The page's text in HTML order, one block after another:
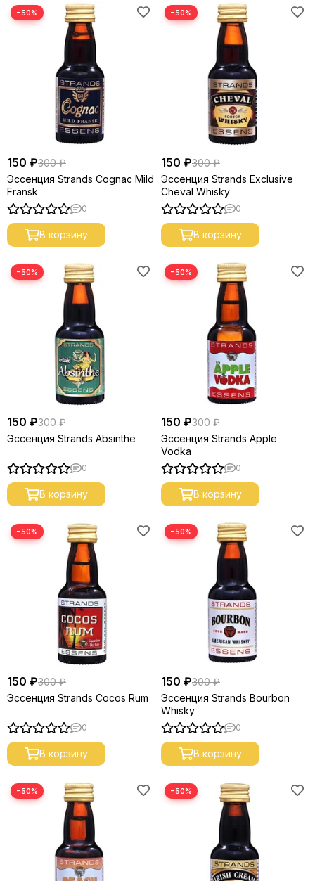
−50%
150 ₽300 ₽
Эссенция Strands Cognac Mild
Fransk
0
В корзину
−50%
150 ₽300 ₽
Эссенция Strands Exclusive
Cheval Whisky
0
В корзину
−50%
150 ₽300 ₽
Эссенция Strands Absinthe
0
В корзину
−50%
150 ₽300 ₽
Эссенция Strands Apple
Vodka
0
В корзину
−50%
150 ₽300 ₽
Эссенция Strands Cocos Rum
0
В корзину
−50%
150 ₽300 ₽
Эссенция Strands Bourbon
Whisky
0
В корзину
−50% −50%